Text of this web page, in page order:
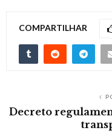
COMPARTILHAR
Decreto